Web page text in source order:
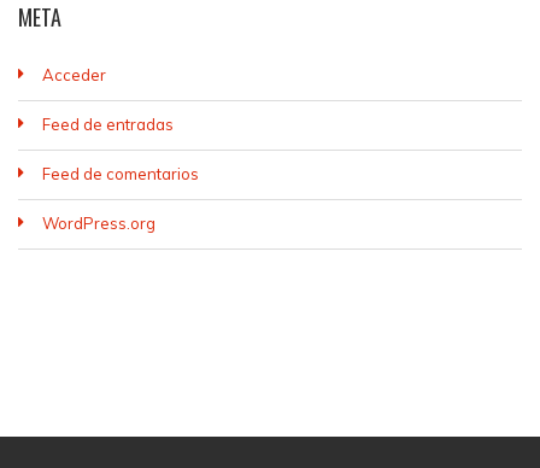
META
Acceder
Feed de entradas
Feed de comentarios
WordPress.org